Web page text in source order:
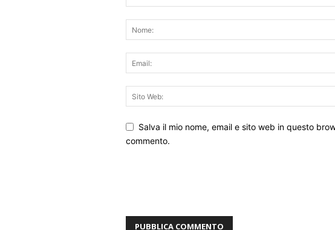
Salva il mio nome, email e sito web in questo
commento.